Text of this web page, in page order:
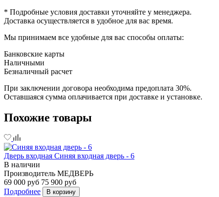
* Подробные условия доставки уточняйте у менеджера.
Доставка осуществляется в удобное для вас время.
Мы принимаем все удобные для вас способы оплаты:
Банковские карты
Наличными
Безналичный расчет
При заключении договора необходима предоплата 30%.
Оставшаяся сумма оплачивается при доставке и установке.
Похожие товары
Дверь входная Синяя входная дверь - 6
В наличии
Производитель МЕДВЕРЬ
69 000 руб 75 900 руб
Подробнее
В корзину